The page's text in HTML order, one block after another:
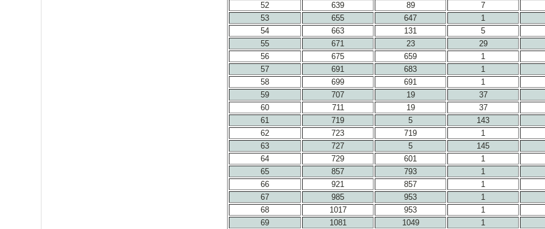
52
639 89 7
53
655 647 1
54
663 131 5
55
671 23 29
56
675 659 1
57
691 683 1
58
699 691 1
59
707 19 37
60
711 19 37
61
719 5 143
62
723 719 1
63
727 5 145
64
729 601 1
65
857 793 1
66
921 857 1
67
985 953 1
68
1017 953 1
69
1081 1049 1